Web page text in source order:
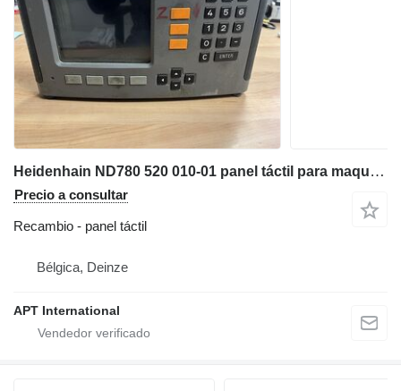
Heidenhain ND780 520 010-01 panel táctil para maquinaria industrial
Precio a consultar
Recambio - panel táctil
Bélgica, Deinze
APT International